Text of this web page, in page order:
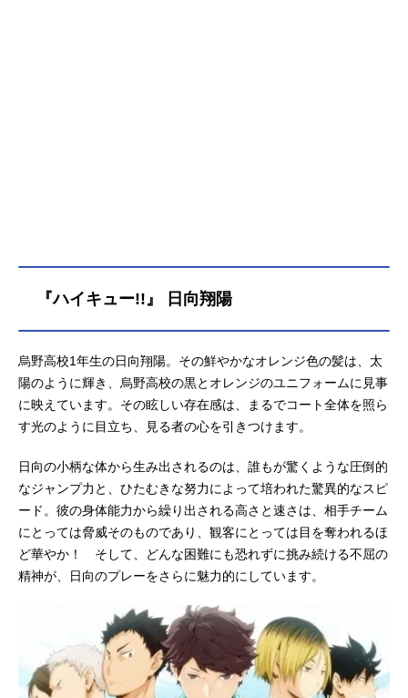
『ハイキュー!!』 日向翔陽
烏野高校1年生の日向翔陽。その鮮やかなオレンジ色の髪は、太
陽のように輝き、烏野高校の黒とオレンジのユニフォームに見事
に映えています。その眩しい存在感は、まるでコート全体を照ら
す光のように目立ち、見る者の心を引きつけます。
日向の小柄な体から生み出されるのは、誰もが驚くような圧倒的
なジャンプ力と、ひたむきな努力によって培われた驚異的なスピ
ード。彼の身体能力から繰り出される高さと速さは、相手チーム
にとっては脅威そのものであり、観客にとっては目を奪われるほ
ど華やか！ そして、どんな困難にも恐れずに挑み続ける不屈の
精神が、日向のプレーをさらに魅力的にしています。